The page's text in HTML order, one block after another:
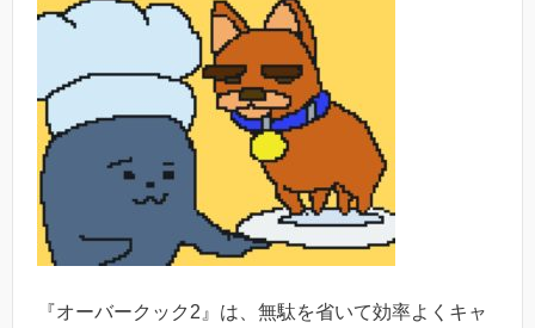
『オーバークック2』は、無駄を省いて効率よくキャ